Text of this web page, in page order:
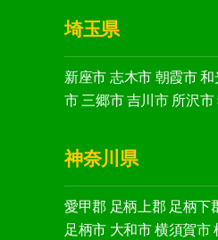
埼玉県
新座市 志木市 朝霞市 和
市 三郷市 吉川市 所沢市
神奈川県
愛甲郡 足柄上郡 足柄下
足柄市 大和市 横須賀市